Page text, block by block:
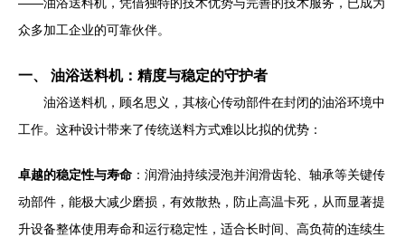
众多加工企业的可靠伙伴。
一、 油浴送料机：精度与稳定的守护者
油浴送料机，顾名思义，其核心传动部件在封闭的油浴环境中
工作。这种设计带来了传统送料方式难以比拟的优势：
卓越的稳定性与寿命 ：润滑油持续浸泡并润滑齿轮、轴承等关键传
动部件，能极大减少磨损，有效散热，防止高温卡死，从而显著提
升设备整体使用寿命和运行稳定性，适合长时间、高负荷的连续生